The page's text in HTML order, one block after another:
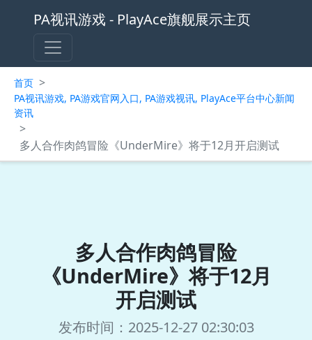
PA视讯游戏 - PlayAce旗舰展示主页
首页 >
PA视讯游戏, PA游戏官网入口, PA游戏视讯, PlayAce平台中心新闻
资讯
>
多人合作肉鸽冒险《UnderMire》将于12月开启测试
多人合作肉鸽冒险
《UnderMire》将于12月
开启测试
发布时间：2025-12-27 02:30:03